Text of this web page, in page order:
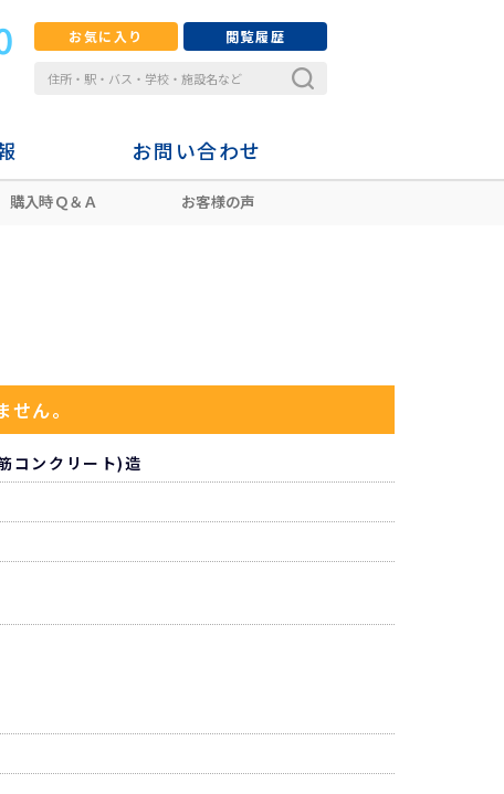
お気に入り 閲覧履歴
お問い合わせ
購入時Ｑ＆Ａ お客様の声
ん。
コンクリート)造